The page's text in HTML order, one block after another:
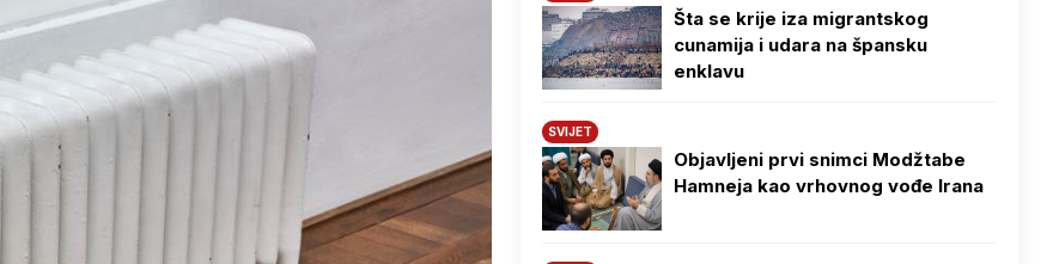
Šta se krije iza migrantskog
cunamija i udara na špansku
enklavu
SVIJET
Objavljeni prvi snimci Modžtabe
Hamneja kao vrhovnog vođe Irana